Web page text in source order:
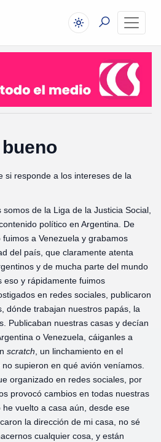
si responde a los intereses de la
de la Liga de la Justicia Social,
político en Argentina. De
a Venezuela y grabamos
del país, que claramente atenta
y de mucha parte del mundo
eso y rápidamente fuimos
en redes sociales, publicaron
dónde trabajan nuestros papás, la
Publicaban nuestras casas y decían
o Venezuela, cáiganles a
scratch , un linchamiento en el
supieron en qué avión veníamos.
organizado en redes sociales, por
provocó cambios en todas nuestras
vuelto a casa aún, desde ese
la dirección de mi casa, no sé
cualquier cosa, y están